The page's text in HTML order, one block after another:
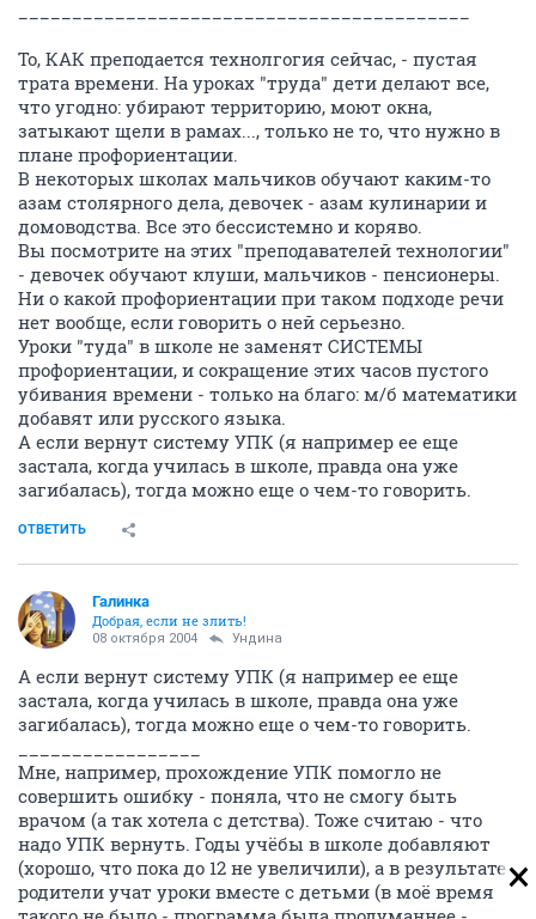
То, КАК преподается технолгогия сейчас, - пустая
трата времени. На уроках "труда" дети делают все,
что угодно: убирают территорию, моют окна,
затыкают щели в рамах..., только не то, что нужно в
плане профориентации.
В некоторых школах мальчиков обучают каким-то
азам столярного дела, девочек - азам кулинарии и
домоводства. Все это бессистемно и коряво.
Вы посмотрите на этих "преподавателей технологии"
- девочек обучают клуши, мальчиков - пенсионеры.
Ни о какой профориентации при таком подходе речи
нет вообще, если говорить о ней серьезно.
Уроки "туда" в школе не заменят СИСТЕМЫ
профориентации, и сокращение этих часов пустого
убивания времени - только на благо: м/б математики
добавят или русского языка.
А если вернут систему УПК (я например ее еще
застала, когда училась в школе, правда она уже
загибалась), тогда можно еще о чем-то говорить.
ОТВЕТИТЬ
Галинка
Добрая, если не злить!
08 октября 2004 Ундина
А если вернут систему УПК (я например ее еще
застала, когда училась в школе, правда она уже
загибалась), тогда можно еще о чем-то говорить.
Мне, например, прохождение УПК помогло не
совершить ошибку - поняла, что не смогу быть
врачом (а так хотела с детства). Тоже считаю - что
надо УПК вернуть. Годы учёбы в школе добавляют
(хорошо, что пока до 12 не увеличили), а в результате
родители учат уроки вместе с детьми (в моё время